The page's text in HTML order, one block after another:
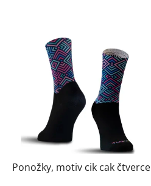
Ponožky, motiv cik cak čtverce